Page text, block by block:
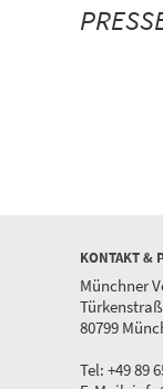
KONTAKT &
Münchner
80799
Tel: +49 89